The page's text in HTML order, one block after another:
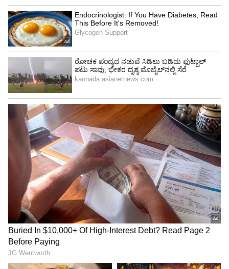
5
Image Credit :Asianet News
ನಿತ್ಯಾ ಕ್ಷಮೆ ಕೇಳಿದ ತೇಜಸ್
ನಿತ್ಯಾಗೆ ಅವಮಾನ ಮಾಡಿದ್ದ ತೇಜಸ್ ಈಗ ನಿತ್ಯಾ ಕ್ಷಮೆ
ಕೇಳಿದ್ದಾನೆ. ಆದ್ರೆ ನಿತ್ಯಾ ಮದುವೆಯಾಗಲು ಸಾಧ್ಯವಿಲ್ಲ